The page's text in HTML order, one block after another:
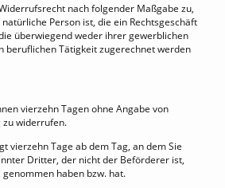
nach folgender Maßgabe zu,
Person ist, die ein Rechtsgeschäft
überwiegend weder ihrer gewerblichen
beruflichen Tätigkeit zugerechnet werden
vierzehn Tagen ohne Angabe von
zu widerrufen.
vierzehn Tage ab dem Tag, an dem Sie
Dritter, der nicht der Beförderer ist,
haben bzw. hat.